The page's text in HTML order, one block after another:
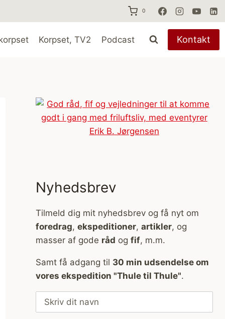
0
Korpset, TV2 Podcast Kontakt
Nyhedsbrev
Tilmeld dig mit nyhedsbrev og få nyt om
foredrag, ekspeditioner, artikler, og
masser af gode råd og fif, m.m.
Samt få adgang til 30 min udsendelse om
vores ekspedition "Thule til Thule".